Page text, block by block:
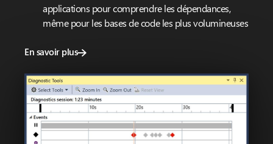
applications pour comprendre les dépendances,
même pour les bases de code les plus volumineuses
En savoir plus